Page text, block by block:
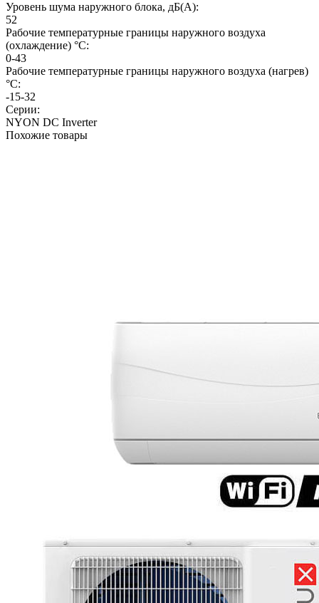
Уровень шума наружного блока, дБ(А):
52
Рабочие температурные границы наружного воздуха
(охлаждение) °C:
0-43
Рабочие температурные границы наружного воздуха (нагрев)
°C:
-15-32
Серии:
NYON DC Inverter
Похожие товары